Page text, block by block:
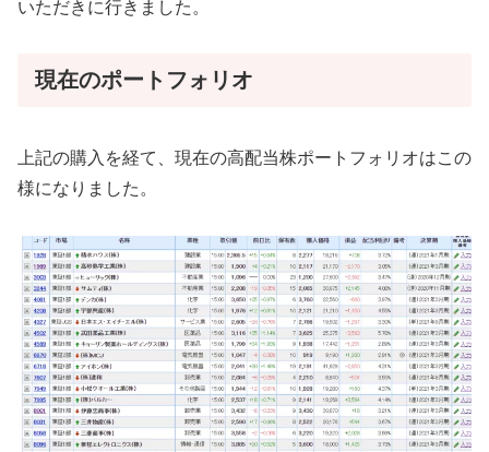
いただきに行きました。
現在のポートフォリオ
上記の購入を経て、現在の高配当株ポートフォリオはこの
様になりました。